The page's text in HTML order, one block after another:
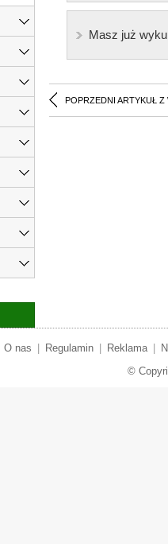
Masz już
POPRZEDNI ARTYKUŁ Z
O nas Regulamin Reklama
©